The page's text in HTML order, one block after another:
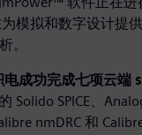
模拟和数字设计提
。
电成功完成七项云端
Solido SPICE、
nmDRC 和